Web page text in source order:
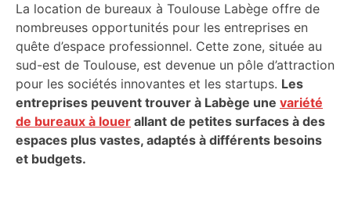
La location de bureaux à Toulouse Labège offre de
nombreuses opportunités pour les entreprises en
quête d’espace professionnel. Cette zone, située au
sud-est de Toulouse, est devenue un pôle d’attraction
pour les sociétés innovantes et les startups. Les
entreprises peuvent trouver à Labège une variété
de bureaux à louer allant de petites surfaces à des
espaces plus vastes, adaptés à différents besoins
et budgets.